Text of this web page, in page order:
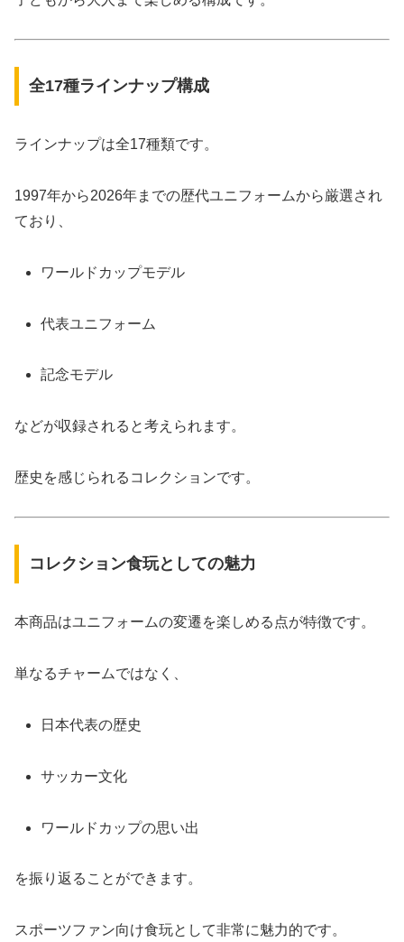
全17種ラインナップ構成
ラインナップは全17種類です。
1997年から2026年までの歴代ユニフォームから厳選され
ており、
ワールドカップモデル
代表ユニフォーム
記念モデル
などが収録されると考えられます。
歴史を感じられるコレクションです。
コレクション食玩としての魅力
本商品はユニフォームの変遷を楽しめる点が特徴です。
単なるチャームではなく、
日本代表の歴史
サッカー文化
ワールドカップの思い出
を振り返ることができます。
スポーツファン向け食玩として非常に魅力的です。